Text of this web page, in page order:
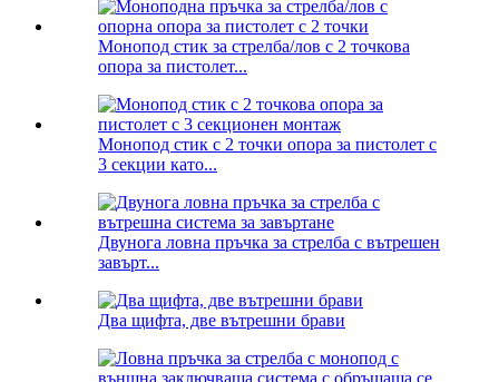
Монопод стик за стрелба/лов с 2 точкова
опора за пистолет...
Монопод стик с 2 точки опора за пистолет с
3 секции като...
Двунога ловна пръчка за стрелба с вътрешен
завърт...
Два щифта, две вътрешни брави